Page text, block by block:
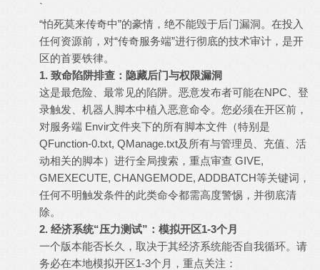
`
“怕死莫来传奇中”的豪情，绝不能毁于后门漏洞。在投入
任何资源前，对“传奇服务端”进行彻底的技术审计，是开
区的首要铁律。
1. 致命陷阱排查：隐藏后门与权限漏洞
这是最危险、最常见的陷阱。恶意发布者可能在NPC、登
录触发、机器人脚本中植入恶意命令。您必须在开区前，
对服务端 Envir文件夹下的所有脚本文件（特别是
QFunction-0.txt, QManage.txt及所有与管理员、充值、活
动相关的脚本）进行全局搜索，重点审查 GIVE,
GMEXECUTE, CHANGEMODE, ADDBATCH等关键词，
任何不明触发条件的此类命令都需高度警惕，并彻底清
除。
2. 经济系统“压力测试”：模拟开区1-3个月
一个版本能否长久，取决于其经济系统能否自我循环。请
务必在本地模拟开区1-3个月，重点关注：